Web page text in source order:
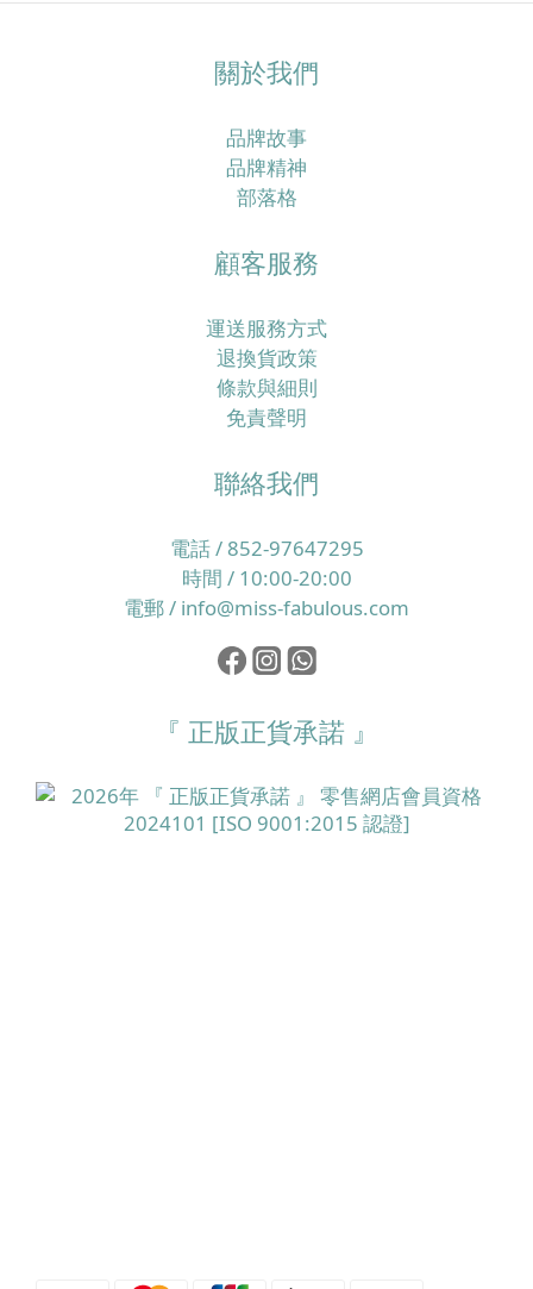
關於我們
品牌故事
品牌精神
部落格
顧客服務
運送服務方式
退換貨政策
條款與細則
免責聲明
聯絡我們
電話 / 852-97647295
時間 / 10:00-20:00
電郵 / info@miss-fabulous.com
『 正版正貨承諾 』